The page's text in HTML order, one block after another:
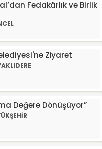
Fedakârlık ve Birlik
Ziyaret
Değere Dönüşüyor”